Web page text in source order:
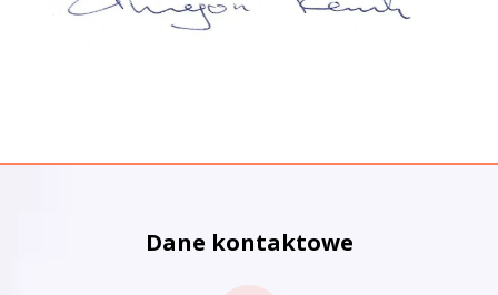
Dane kontaktowe